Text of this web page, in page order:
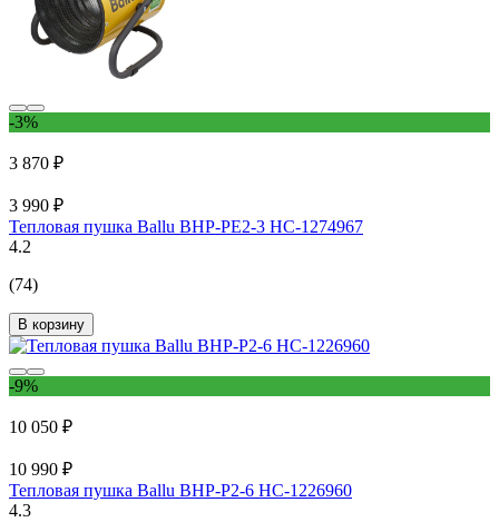
-3%
3 870 ₽
3 990 ₽
Тепловая пушка Ballu BHP-PE2-3 НС-1274967
4.2
(74)
В корзину
-9%
10 050 ₽
10 990 ₽
Тепловая пушка Ballu BHP-P2-6 НС-1226960
4.3